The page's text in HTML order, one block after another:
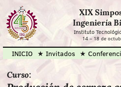
XIX
Ingeniería
Instituto
14– 18 de
INICIO Invitados
Curso: